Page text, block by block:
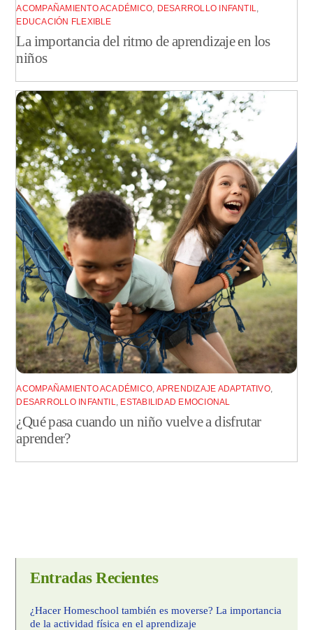
ACOMPAÑAMIENTO ACADÉMICO, DESARROLLO INFANTIL,
EDUCACIÓN FLEXIBLE
La importancia del ritmo de aprendizaje en los
niños
ACOMPAÑAMIENTO ACADÉMICO APRENDIZAJE ADAPTATIVO,
DESARROLLO INFANTIL
ESTABILIDAD EMOCIONAL
¿Qué pasa cuando un niño vuelve a disfrutar
aprender?
Entradas Recientes
¿Hacer Homeschool también es moverse? La importancia
de la actividad física en el aprendizaje